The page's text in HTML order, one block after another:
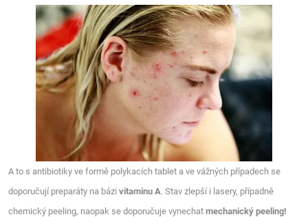
A to s antibiotiky ve formě polykacích tablet a ve vážných případech se
doporučují preparáty na bázivitaminu A. Stav zlepší i lasery, případně
chemický peeling, naopak se doporučuje vynechatmechanický peeling!